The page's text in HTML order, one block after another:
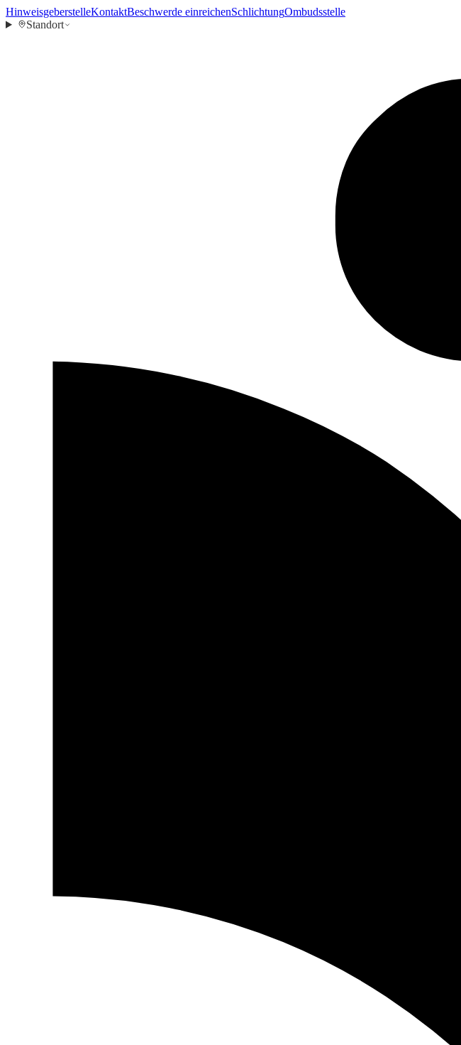
HinweisgeberstelleKontaktBeschwerde einreichenSchlichtungOmbudsstelle
Standort